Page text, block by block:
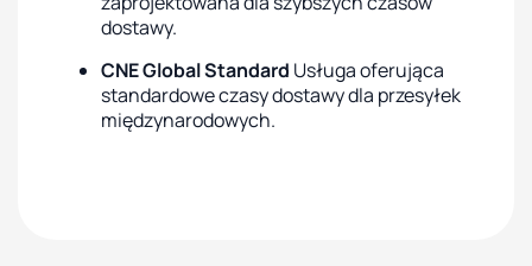
dostawy.
CNE Global Standard Usługa oferująca
standardowe czasy dostawy dla przesyłek
międzynarodowych.